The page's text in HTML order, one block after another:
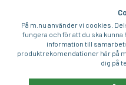
På m.nu använder vi cookies.
fungera och för att du ska kunna
information till
produktrekomendationer här på
dig på